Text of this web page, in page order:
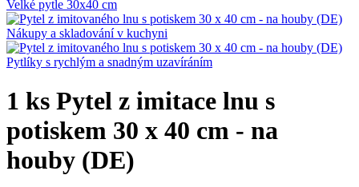
1 ks Pytel z imitace lnu s
potiskem 30 x 40 cm - na
houby (DE)